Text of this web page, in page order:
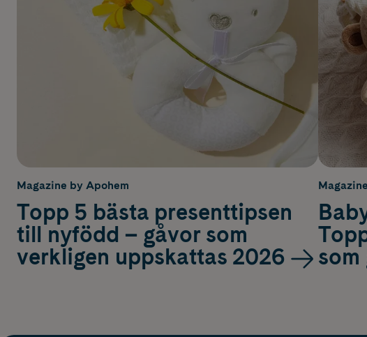
Magazine by Apohem
Topp 5 bästa presenttipsen
till nyfödd – gåvor som
verkligen uppskattas 2026
som